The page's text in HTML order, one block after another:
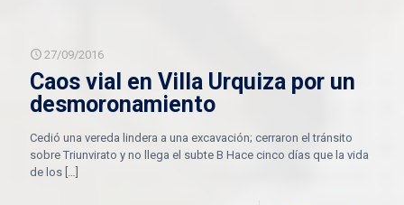
27/09/2016
Caos vial en Villa Urquiza por un
desmoronamiento
Cedió una vereda lindera a una excavación; cerraron el tránsito
sobre Triunvirato y no llega el subte B Hace cinco días que la vida
de los […]